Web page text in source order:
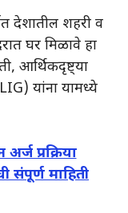
देशातील शहरी व
घर मिळावे हा
आर्थिकदृष्ट्या
यांना यामध्ये
प्रक्रिया
संपूर्ण माहिती